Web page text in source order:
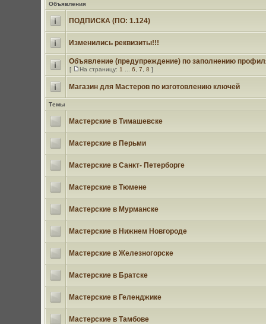
Объявления
ПОДПИСКА (ПО: 1.124)
Изменились реквизиты!!!
Объявление (предупреждение) по заполнению
[ На страницу: 1 6 7 8 ]
Магазин для Мастеров по изготовлению ключей
Темы
Мастерские в Тимашевске
Мастерские в Перьми
Мастерские в Санкт- Петерборге
Мастерские в Тюмене
Мастерские в Мурманске
Мастерские в Нижнем Новгороде
Мастерские в Железногорске
Мастерские в Братске
Мастерские в Геленджике
Мастерские в Тамбове